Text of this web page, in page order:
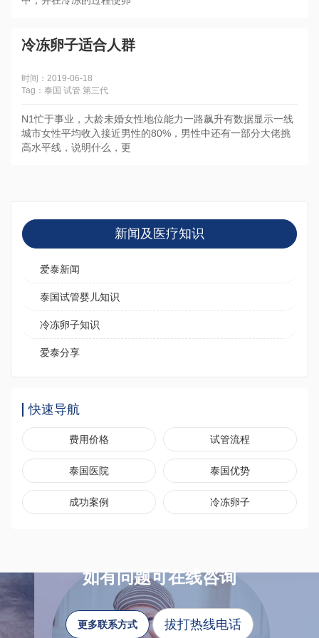
冷冻卵子适合人群
时间：2019-06-18
Tag：泰国 试管 第三代
N1忙于事业，大龄未婚女性地位能力一路飙升有数据显示一线
城市女性平均收入接近男性的80%，男性中还有一部分大佬挑
高水平线，说明什么，更
新闻及医疗知识
爱泰新闻
泰国试管婴儿知识
冷冻卵子知识
爱泰分享
快速导航
费用价格 试管流程
泰国医院 泰国优势
成功案例 冷冻卵子
如有问题可在线咨询
更多联系方式 拔打热线电话